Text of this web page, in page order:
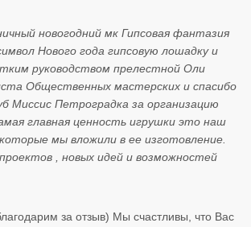
новогодний мк Гипсовая фантазия
Нового года гипсовую лошадку и
руководством прелестной Оли
Общественных мастерских и спасибо
Миссис Петроградка за организацию
главная ценность игрушки это наш
мы вложили в ее изготовление.
, новых идей и возможностей
за отзыв) Мы счастливы, что Вас